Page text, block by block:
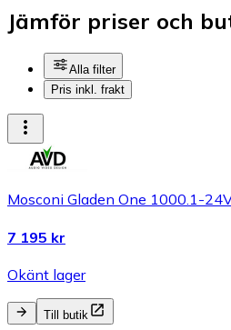
Jämför priser och
Alla filter
Pris inkl. frakt
Mosconi Gladen One 1000.1-
7 195 kr
Okänt lager
Till butik